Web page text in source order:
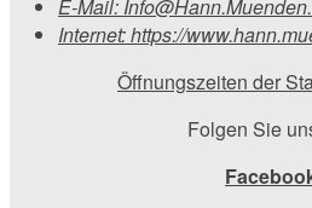
E-Mail:
Internet:https://
Öffnungszeiten der
Folgen Sie